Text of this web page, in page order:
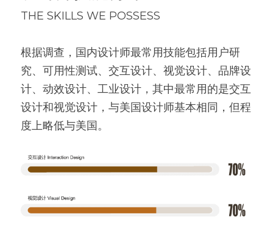
THE SKILLS WE POSSESS
根据调查，国内设计师最常用技能包括用户研
究、可用性测试、交互设计、视觉设计、品牌设
计、动效设计、工业设计，其中最常用的是交互
设计和视觉设计，与美国设计师基本相同，但程
度上略低与美国。